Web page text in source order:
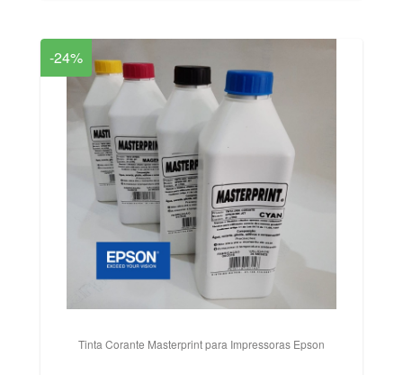
-24%
Tinta Corante Masterprint para Impressoras Epson